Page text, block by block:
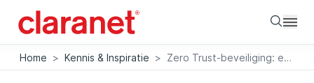
Home > Kennis & Inspiratie > Zero Trust-beveiliging: essentiële cyberweerbaarheid voor de digitale werkplek